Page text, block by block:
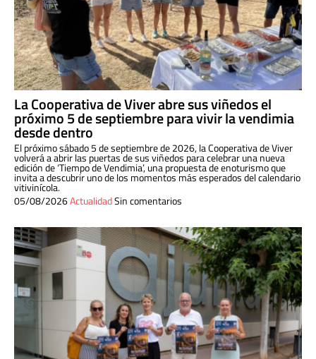
La Cooperativa de Viver abre sus viñedos el
próximo 5 de septiembre para vivir la vendimia
desde dentro
El próximo sábado 5 de septiembre de 2026, la Cooperativa de Viver
volverá a abrir las puertas de sus viñedos para celebrar una nueva
edición de ‘Tiempo de Vendimia’, una propuesta de enoturismo que
invita a descubrir uno de los momentos más esperados del calendario
vitivinícola.
05/08/2026ActualidadSin comentarios